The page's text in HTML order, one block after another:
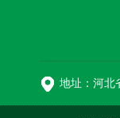
地址：河北